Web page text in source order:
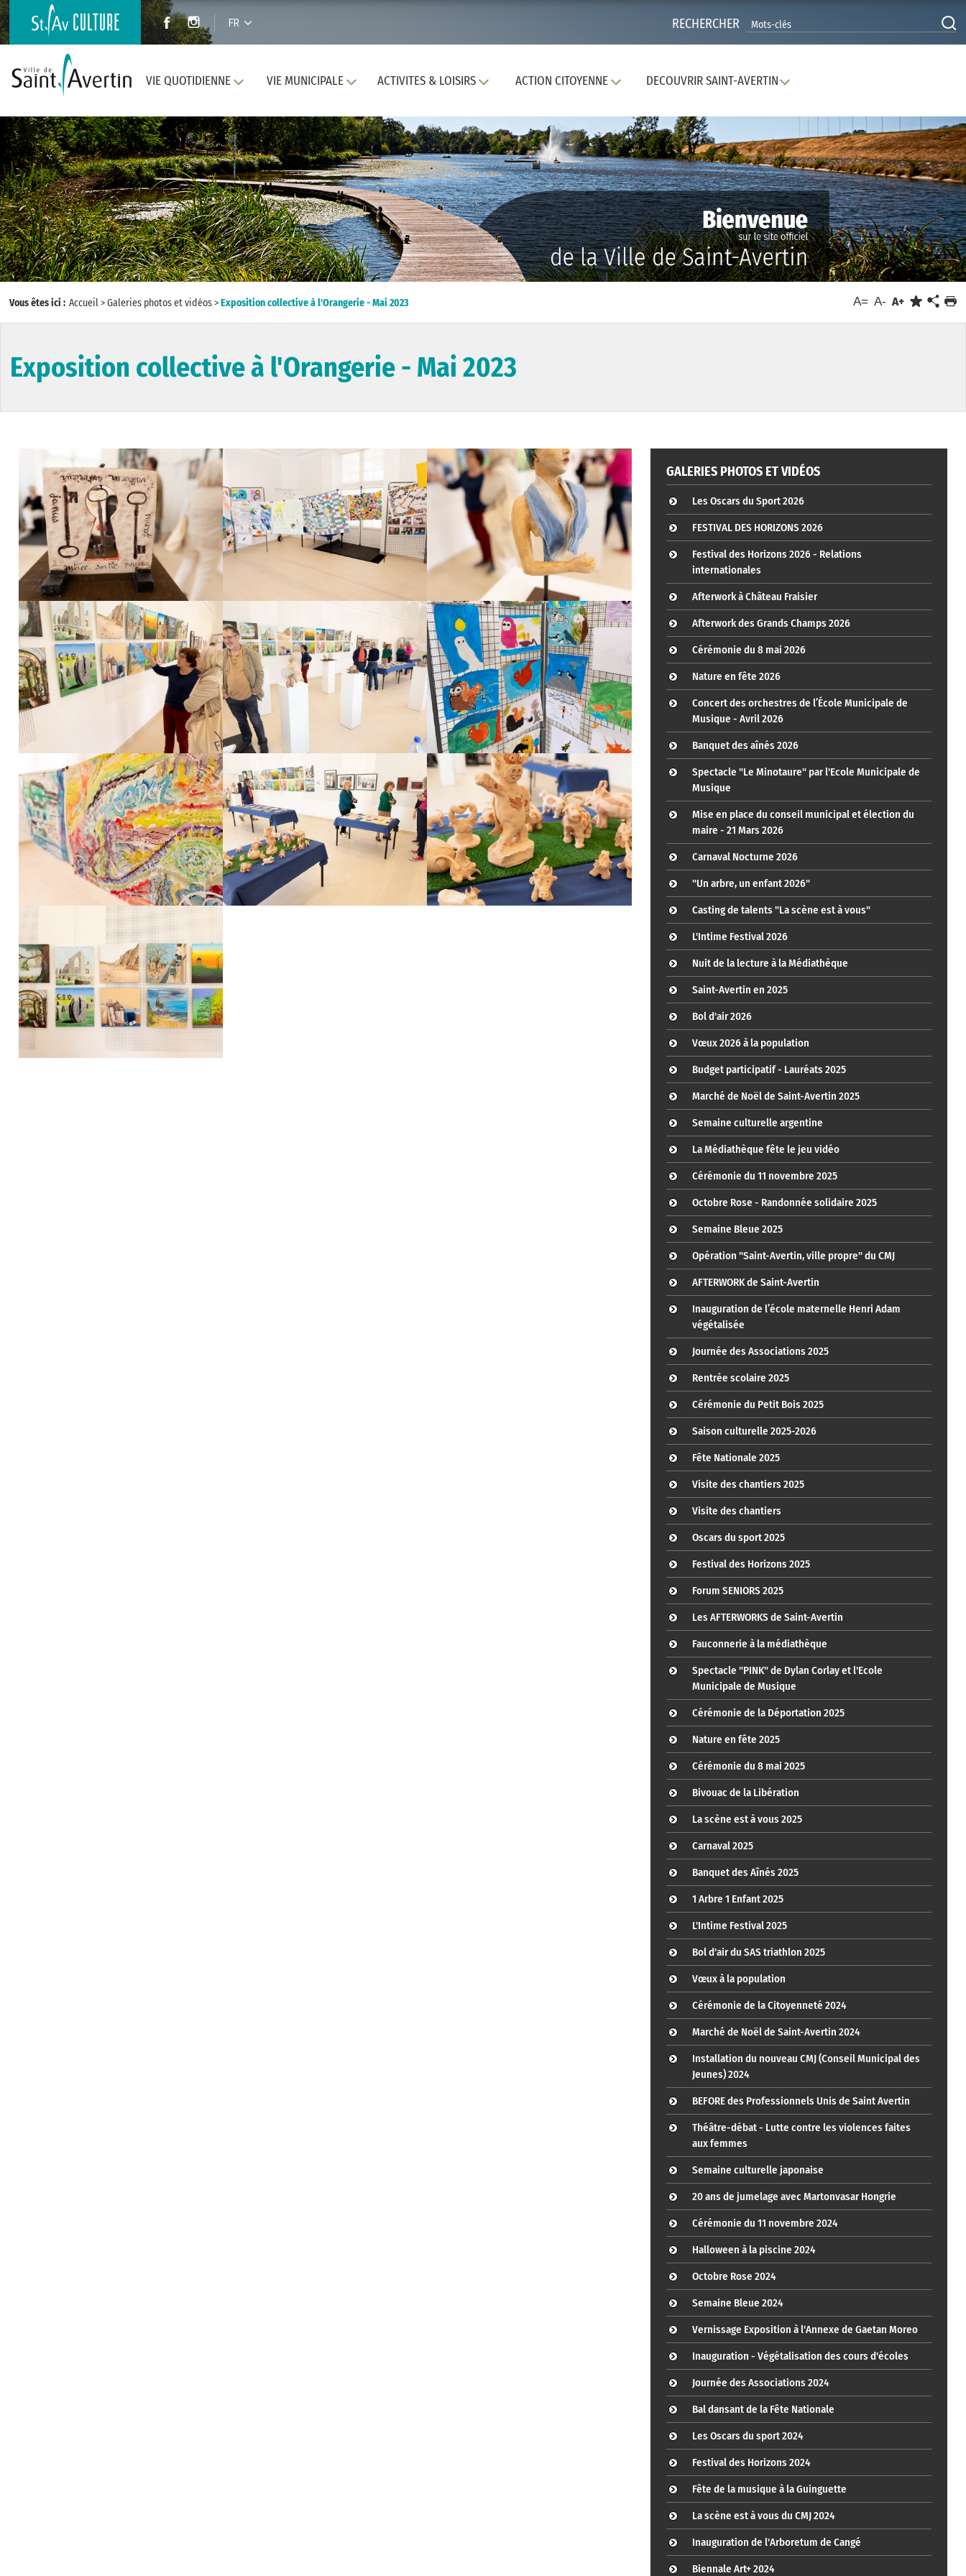
FR RECHERCHER
VIE QUOTIDIENNE VIE MUNICIPALE ACTIVITES & LOISIRS ACTION CITOYENNE DECOUVRIR SAINT-AVERTIN
Vous êtes ici : Accueil>Galeries photos et vidéos>Exposition collective à l'Orangerie - Mai 2023 A= A- A+
Exposition collective à l'Orangerie - Mai 2023
GALERIES PHOTOS ET VIDÉOS
Les Oscars du Sport 2026
FESTIVAL DES HORIZONS 2026
Festival des Horizons 2026 - Relations
internationales
Afterwork à Château Fraisier
Afterwork des Grands Champs 2026
Cérémonie du 8 mai 2026
Nature en fête 2026
Concert des orchestres de l’École Municipale de
Musique - Avril 2026
Banquet des aînés 2026
Spectacle "Le Minotaure" par l'Ecole Municipale de
Musique
Mise en place du conseil municipal et élection du
maire - 21 Mars 2026
Carnaval Nocturne 2026
"Un arbre, un enfant 2026"
Casting de talents "La scène est à vous"
L'Intime Festival 2026
Nuit de la lecture à la Médiathèque
Saint-Avertin en 2025
Bol d'air 2026
Vœux 2026 à la population
Budget participatif - Lauréats 2025
Marché de Noël de Saint-Avertin 2025
Semaine culturelle argentine
La Médiathèque fête le jeu vidéo
Cérémonie du 11 novembre 2025
Octobre Rose - Randonnée solidaire 2025
Semaine Bleue 2025
Opération "Saint-Avertin, ville propre" du CMJ
AFTERWORK de Saint-Avertin
Inauguration de l’école maternelle Henri Adam
végétalisée
Journée des Associations 2025
Rentrée scolaire 2025
Cérémonie du Petit Bois 2025
Saison culturelle 2025-2026
Fête Nationale 2025
Visite des chantiers 2025
Visite des chantiers
Oscars du sport 2025
Festival des Horizons 2025
Forum SENIORS 2025
Les AFTERWORKS de Saint-Avertin
Fauconnerie à la médiathèque
Spectacle "PINK" de Dylan Corlay et l'Ecole
Municipale de Musique
Cérémonie de la Déportation 2025
Nature en fête 2025
Cérémonie du 8 mai 2025
Bivouac de la Libération
La scène est à vous 2025
Carnaval 2025
Banquet des Aînés 2025
1 Arbre 1 Enfant 2025
L'Intime Festival 2025
Bol d'air du SAS triathlon 2025
Vœux à la population
Cérémonie de la Citoyenneté 2024
Marché de Noël de Saint-Avertin 2024
Installation du nouveau CMJ (Conseil Municipal des
Jeunes) 2024
BEFORE des Professionnels Unis de Saint Avertin
Théâtre-débat - Lutte contre les violences faites
aux femmes
Semaine culturelle japonaise
20 ans de jumelage avec Martonvasar Hongrie
Cérémonie du 11 novembre 2024
Halloween à la piscine 2024
Octobre Rose 2024
Semaine Bleue 2024
Vernissage Exposition à l'Annexe de Gaetan Moreo
Inauguration - Végétalisation des cours d'écoles
Journée des Associations 2024
Bal dansant de la Fête Nationale
Les Oscars du sport 2024
Festival des Horizons 2024
Fête de la musique à la Guinguette
La scène est à vous du CMJ 2024
Inauguration de l'Arboretum de Cangé
Biennale Art+ 2024